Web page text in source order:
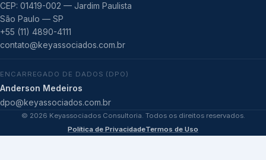
CEP: 01419-002 — Jardim Paulista
São Paulo — SP
+55 (11) 4890-4111
contato@keyassociados.com.br
ENCARREGADO DE DADOS (DPO)
Anderson Medeiros
dpo@keyassociados.com.br
© 2026 Keyassociados Consultoria. Todos os direitos reservados.
Política de PrivacidadeTermos de Uso